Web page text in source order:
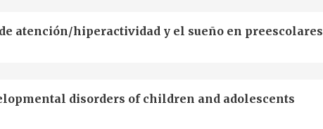
atención/hiperactividad y el sueño en preescolares
disorders of children and adolescents